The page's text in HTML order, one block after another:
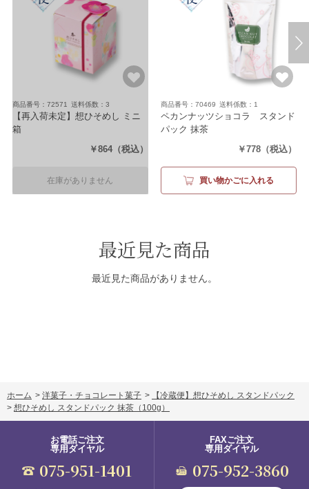
商品番号：72571 送料係数：3
【再入荷未定】想ひそめし ミニ
箱
（6袋（1袋11g スイート×3袋・ビ
￥864 （税込）
在庫がありません
商品番号：70469 送料係数：1
ペカンナッツショコラ スタンド
パック 抹茶
￥778 （税込）
買い物かごに入れる
最近見た商品
最近見た商品がありません。
ホーム > 洋菓子・チョコレート菓子 >
【冷蔵便】想ひそめし スタンドパック
> 想ひそめし スタンドパック 抹茶 （100g）
お電話ご注文
専用ダイヤル
075-951-1401
FAXご注文
専用ダイヤル
075-952-3860